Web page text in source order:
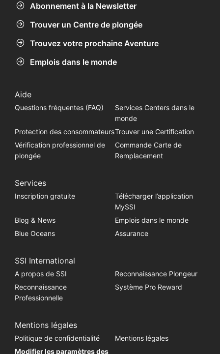
Abonnement à la Newsletter
Trouver un Centre de plongée
Trouvez votre prochaine Aventure
Emplois dans le monde
Aide
Questions fréquentes (FAQ)
Services Centers dans le
monde
Protection des consommateursTrouver une Certification
Vérification professionnel de
plongée
Commande Carte de
Remplacement
Services
Inscription gratuite
Télécharger l’application
MySSI
Blog & News
Emplois dans le monde
Blue Oceans
Assurance
SSI International
A propos de SSI
Reconnaissance Plongeur
Reconnaissance
Professionnelle
Système Pro Reward
Mentions légales
Politique de confidentialité
Mentions légales
Modifier les paramètres des